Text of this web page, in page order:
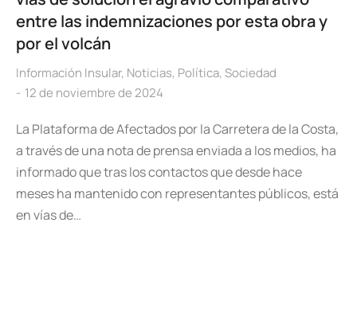
entre las indemnizaciones por esta obra y
por el volcán
Información Insular, Noticias, Política, Sociedad
12 de noviembre de 2024
La Plataforma de Afectados por la Carretera de la Costa,
a través de una nota de prensa enviada a los medios, ha
informado que tras los contactos que desde hace
meses ha mantenido con representantes públicos, está
en vías de…